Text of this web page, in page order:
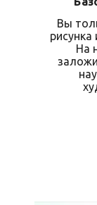
Вы
На